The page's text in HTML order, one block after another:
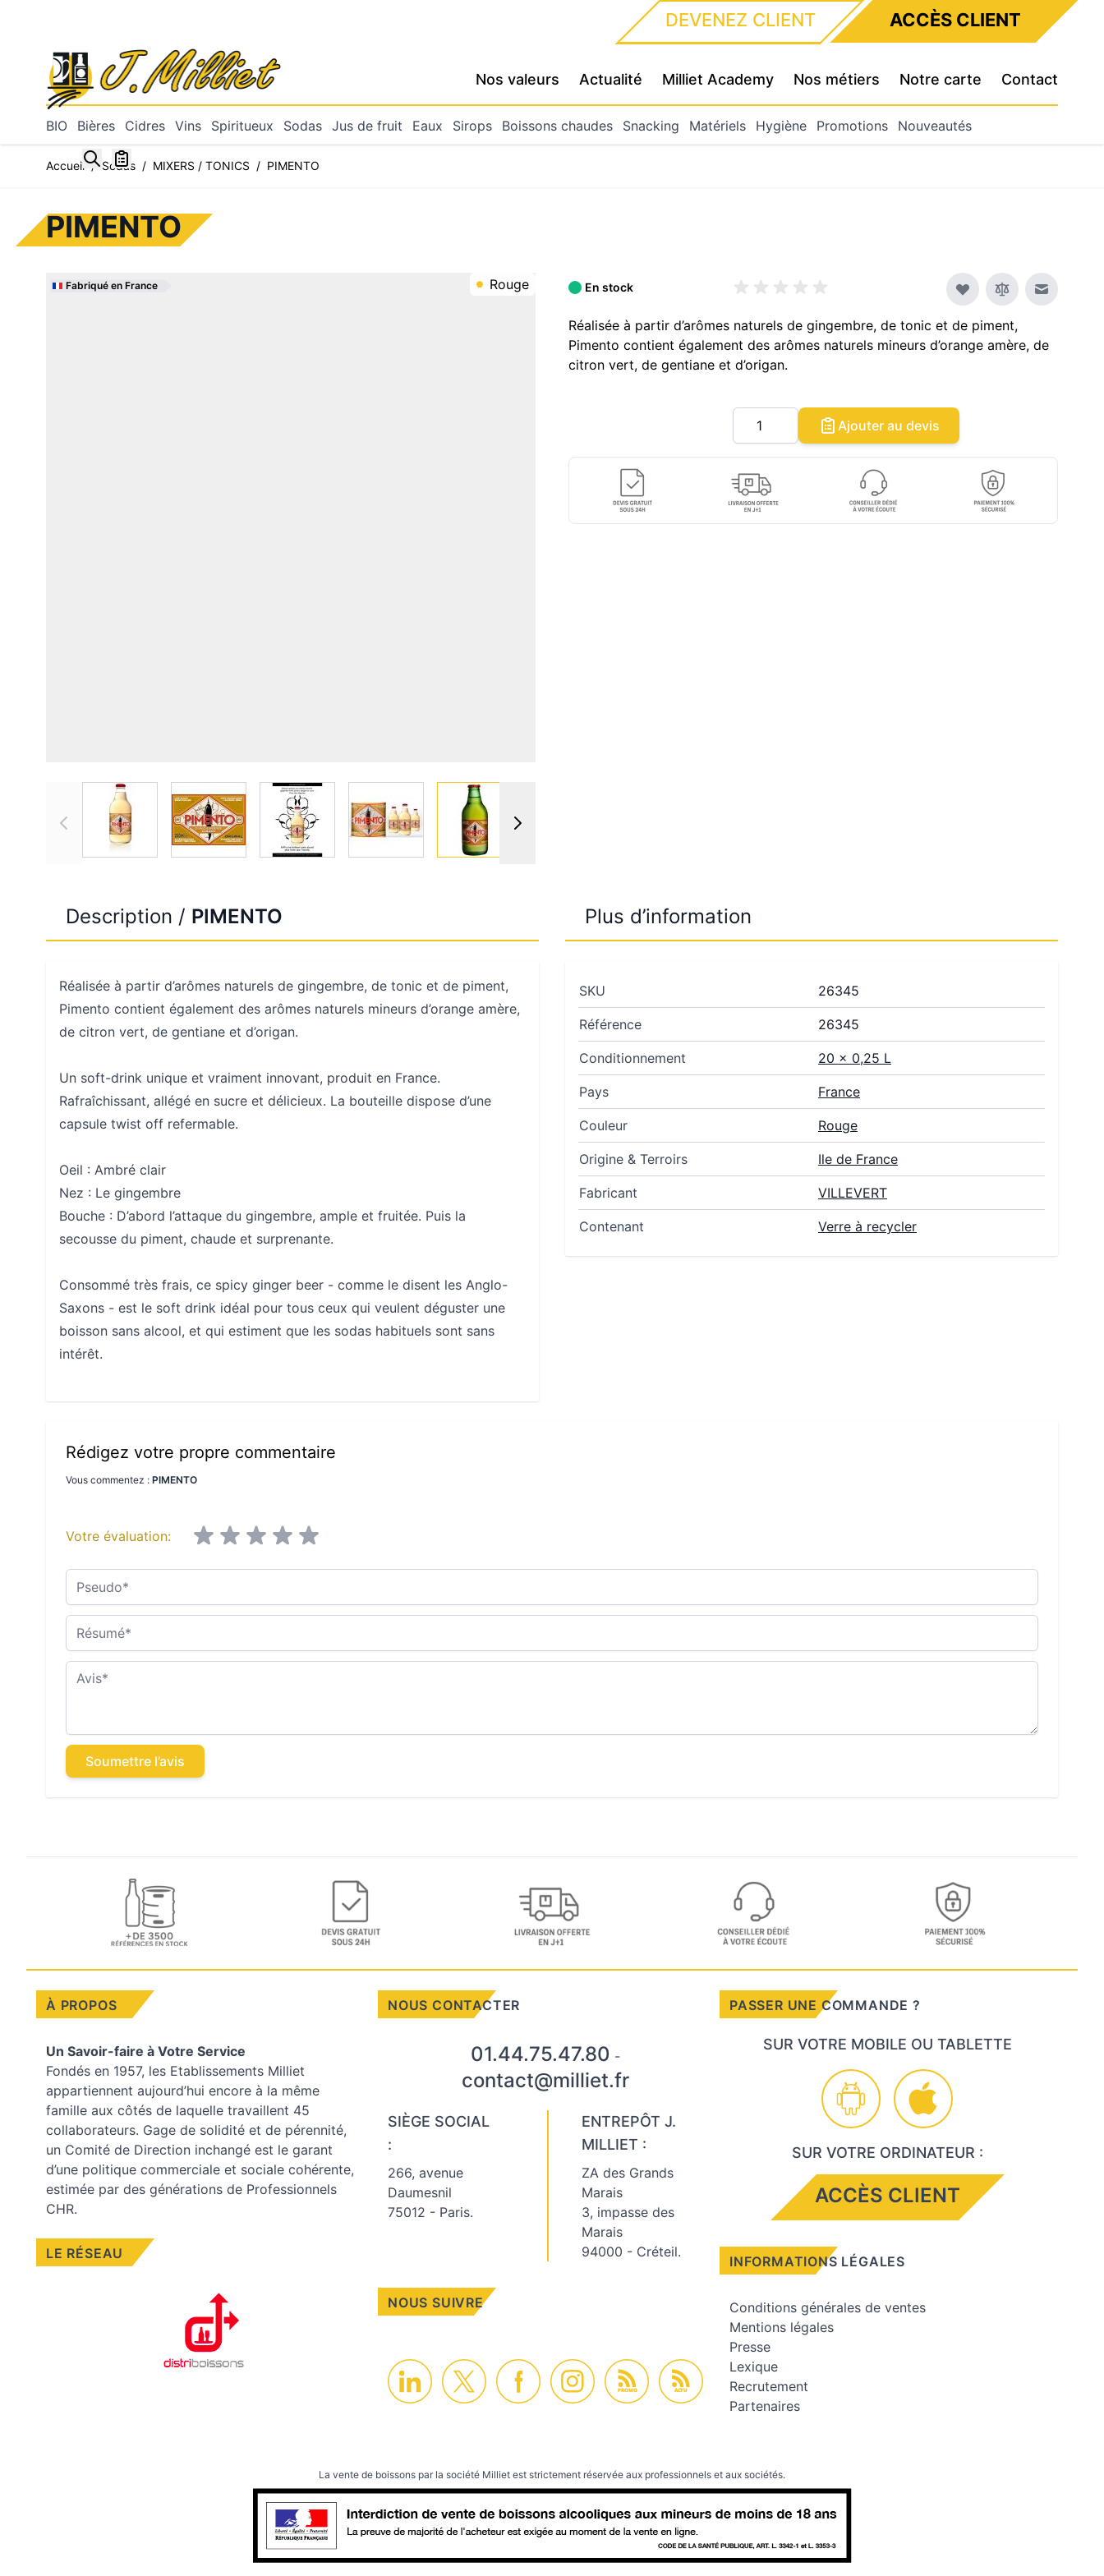
DEVENEZ CLIENT ACCÈS CLIENT
Nos valeurs Actualité Milliet Academy Nos métiers Notre carte Contact
BIO Bières Cidres Vins Spiritueux Sodas Jus de fruit Eaux Sirops Boissons chaudes Snacking Matériels Hygiène Promotions
Nouveautés
Toggle minicart, Mon panier est vide
Accueil / Sodas / MIXERS / TONICS / PIMENTO
PIMENTO
Fabriqué en France Rouge
View larger imageView larger imageView larger imageView larger imageView larger image
En stock
Envoyer
Réalisée à partir d’arômes naturels de gingembre, de tonic et de piment,
Pimento contient également des arômes naturels mineurs d’orange amère, de
citron vert, de gentiane et d’origan.
Quantité
Ajouter au devis
Description / PIMENTO
Réalisée à partir d’arômes naturels de gingembre, de tonic et de piment,
Pimento contient également des arômes naturels mineurs d’orange amère,
de citron vert, de gentiane et d’origan.
Un soft-drink unique et vraiment innovant, produit en France.
Rafraîchissant, allégé en sucre et délicieux. La bouteille dispose d’une
capsule twist off refermable.
Oeil : Ambré clair
Nez : Le gingembre
Bouche : D’abord l’attaque du gingembre, ample et fruitée. Puis la
secousse du piment, chaude et surprenante.
Consommé très frais, ce spicy ginger beer - comme le disent les Anglo-
Saxons - est le soft drink idéal pour tous ceux qui veulent déguster une
boisson sans alcool, et qui estiment que les sodas habituels sont sans
intérêt.
Plus d’information
SKU 26345
Référence 26345
Conditionnement 20 x 0,25 L
Pays France
Couleur Rouge
Origine & Terroirs Ile de France
Fabricant VILLEVERT
Contenant Verre à recycler
Rédigez votre propre commentaire
Vous commentez : PIMENTO
Votre évaluation:
Pseudo
Résumé
Avis
Soumettre l’avis
À PROPOS
Un Savoir-faire à Votre Service
Fondés en 1957, les Etablissements Milliet
appartiennent aujourd’hui encore à la même
famille aux côtés de laquelle travaillent 45
collaborateurs. Gage de solidité et de pérennité,
un Comité de Direction inchangé est le garant
d’une politique commerciale et sociale cohérente,
estimée par des générations de Professionnels
CHR.
LE RÉSEAU
NOUS CONTACTER
01.44.75.47.80 -
contact@milliet.fr
SIÈGE SOCIAL
:
266, avenue
Daumesnil
75012 - Paris.
ENTREPÔT J.
MILLIET :
ZA des Grands
Marais
3, impasse des
Marais
94000 - Créteil.
NOUS SUIVRE
PROMO ACTU
PASSER UNE COMMANDE ?
SUR VOTRE MOBILE OU TABLETTE
SUR VOTRE ORDINATEUR :
ACCÈS CLIENT
INFORMATIONS LÉGALES
Conditions générales de ventes
Mentions légales
Presse
Lexique
Recrutement
Partenaires
La vente de boissons par la société Milliet est strictement réservée aux professionnels et aux sociétés.